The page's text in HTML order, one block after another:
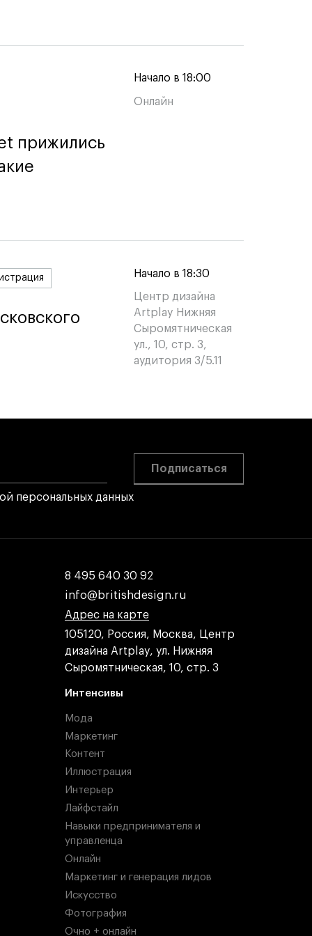
прижились
прижились
Начало в 18:00
Онлайн
Начало в 18:30
Центр дизайна
Artplay Нижняя
Сыромятническая
ул., 10, стр. 3,
аудитория 3/5.11
персональных данных
Подписаться
8 495 640 30 92
8 495 640 30 92
info@britishdesign.ru
info@britishdesign.ru
Адрес на карте
Адрес на карте
Адрес на карте
105120, Россия, Москва, Центр
дизайна Artplay, ул. Нижняя
Сыромятническая, 10, стр. 3
Интенсивы
Мода
Маркетинг
Контент
Иллюстрация
Интерьер
Лайфстайл
Навыки предпринимателя и
управленца
Онлайн
Маркетинг и генерация лидов
Искусство
Фотография
Очно + онлайн